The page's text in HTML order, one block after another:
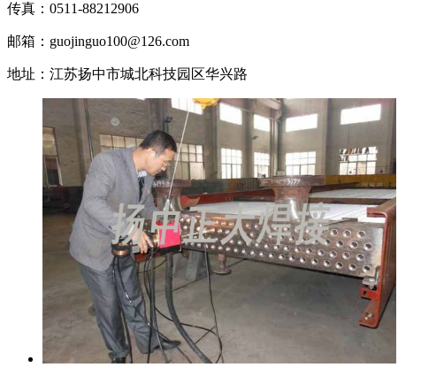
传真：0511-88212906
邮箱：guojinguo100@126.com
地址：江苏扬中市城北科技园区华兴路